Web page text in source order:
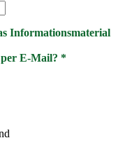
Informationsmaterial
E-Mail? *